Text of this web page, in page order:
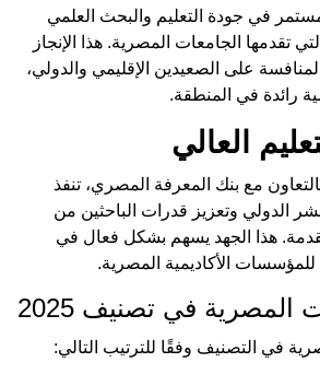
في جودة التعليم والبحث العلمي
تقدمها الجامعات المصرية. هذا الإنجاز
على الصعيدين الإقليمي والدولي،
رائدة في المنطقة.
العالي
مع بنك المعرفة المصري، تنفذ
الدولي وتعزيز قدرات الباحثين من
هذا الجهد يسهم بشكل فعال في
الأكاديمية المصرية.
المصرية في تصنيف 2025
في التصنيف وفقًا للترتيب التالي: